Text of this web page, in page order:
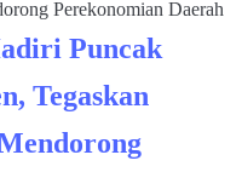
Puncak
Tegaskan